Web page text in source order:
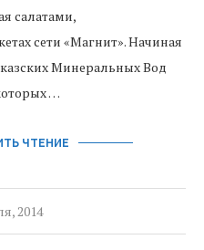
салатами,
сети «Магнит». Начиная
Минеральных Вод
…
ЧТЕНИЕ
2014